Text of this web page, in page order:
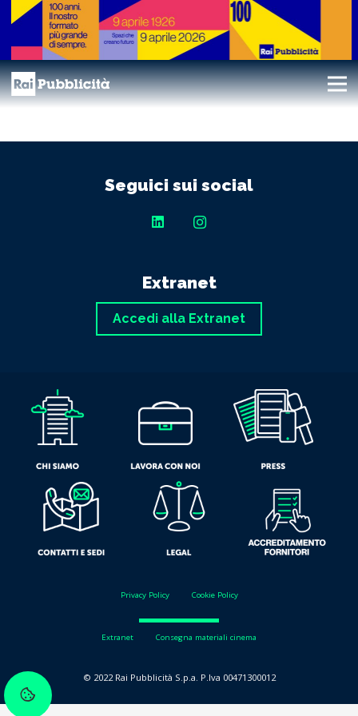
Seguici sui social
Extranet
Accedi alla Extranet
Privacy Policy Cookie Policy
Extranet Consegna materiali cinema
© 2022 Rai Pubblicità S.p.a. P.Iva 00471300012